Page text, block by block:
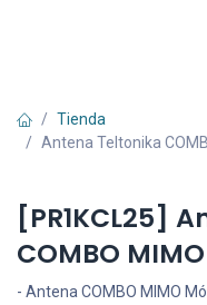
Tienda
Antena Teltonika
[PR1KCL25]
COMBO
- Antena COMBO MIMO